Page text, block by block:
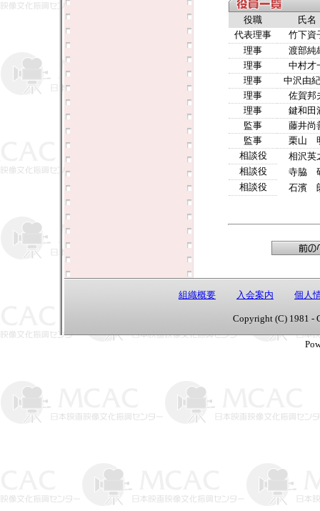
役職
氏名
代表理事
竹下資
理事
渡部純
理事
中村才
理事
中沢由
理事
佐賀邦
理事
鍵和田
監事
藤井尚
監事
栗山
相談役
相沢英
相談役
寺脇
相談役
石濱
組織概要 入会案内 個人
Copyright (C) 1981 -